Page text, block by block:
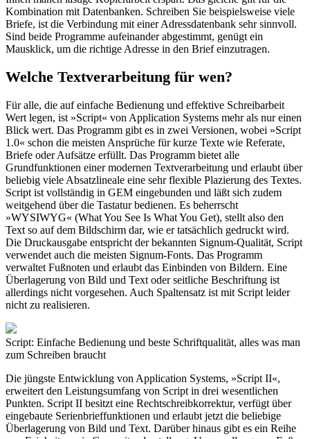
Kombination mit Datenbanken. Schreiben Sie beispielsweise viele
Briefe, ist die Verbindung mit einer Adressdatenbank sehr sinnvoll.
Sind beide Programme aufeinander abgestimmt, genügt ein
Mausklick, um die richtige Adresse in den Brief einzutragen.
Welche Textverarbeitung für wen?
Für alle, die auf einfache Bedienung und effektive Schreibarbeit
Wert legen, ist »Script« von Application Systems mehr als nur einen
Blick wert. Das Programm gibt es in zwei Versionen, wobei »Script
1.0« schon die meisten Ansprüche für kurze Texte wie Referate,
Briefe oder Aufsätze erfüllt. Das Programm bietet alle
Grundfunktionen einer modernen Textverarbeitung und erlaubt über
beliebig viele Absatzlineale eine sehr flexible Plazierung des Textes.
Script ist vollständig in GEM eingebunden und läßt sich zudem
weitgehend über die Tastatur bedienen. Es beherrscht
»WYSIWYG« (What You See Is What You Get), stellt also den
Text so auf dem Bildschirm dar, wie er tatsächlich gedruckt wird.
Die Druckausgabe entspricht der bekannten Signum-Qualität, Script
verwendet auch die meisten Signum-Fonts. Das Programm
verwaltet Fußnoten und erlaubt das Einbinden von Bildern. Eine
Überlagerung von Bild und Text oder seitliche Beschriftung ist
allerdings nicht vorgesehen. Auch Spaltensatz ist mit Script leider
nicht zu realisieren.
Script: Einfache Bedienung und beste Schriftqualität, alles was man
zum Schreiben braucht
Die jüngste Entwicklung von Application Systems, »Script II«,
erweitert den Leistungsumfang von Script in drei wesentlichen
Punkten. Script II besitzt eine Rechtschreibkorrektur, verfügt über
eingebaute Serienbrieffunktionen und erlaubt jetzt die beliebige
Überlagerung von Bild und Text. Darüber hinaus gibt es ein Reihe